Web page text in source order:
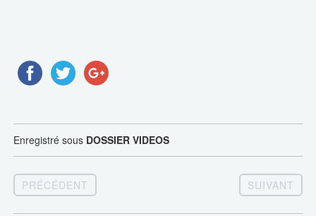
Enregistré sous DOSSIER VIDEOS
PRÉCÉDENT SUIVANT